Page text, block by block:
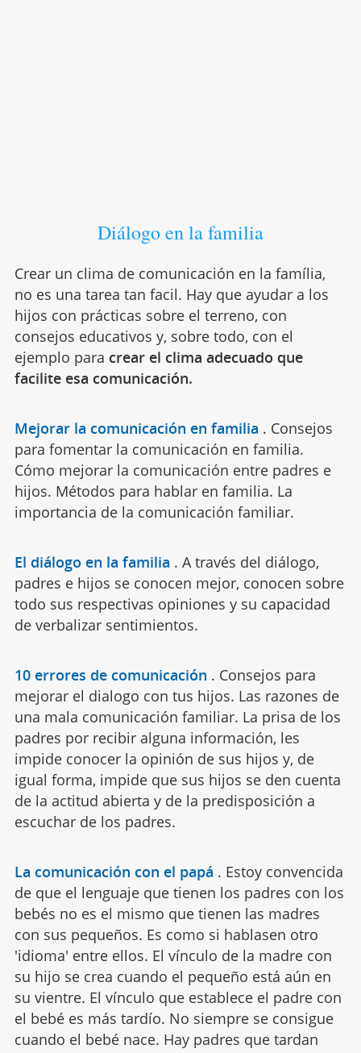
Diálogo en la familia
Crear un clima de comunicación en la família,
no es una tarea tan facil. Hay que ayudar a los
hijos con prácticas sobre el terreno, con
consejos educativos y, sobre todo, con el
ejemplo para crear el clima adecuado que
facilite esa comunicación.
Mejorar la comunicación en familia . Consejos
para fomentar la comunicación en familia.
Cómo mejorar la comunicación entre padres e
hijos. Métodos para hablar en familia. La
importancia de la comunicación familiar.
El diálogo en la familia . A través del diálogo,
padres e hijos se conocen mejor, conocen sobre
todo sus respectivas opiniones y su capacidad
de verbalizar sentimientos.
10 errores de comunicación . Consejos para
mejorar el dialogo con tus hijos. Las razones de
una mala comunicación familiar. La prisa de los
padres por recibir alguna información, les
impide conocer la opinión de sus hijos y, de
igual forma, impide que sus hijos se den cuenta
de la actitud abierta y de la predisposición a
escuchar de los padres.
La comunicación con el papá . Estoy convencida
de que el lenguaje que tienen los padres con los
bebés no es el mismo que tienen las madres
con sus pequeños. Es como si hablasen otro
'idioma' entre ellos. El vínculo de la madre con
su hijo se crea cuando el pequeño está aún en
su vientre. El vínculo que establece el padre con
el bebé es más tardío. No siempre se consigue
cuando el bebé nace. Hay padres que tardan